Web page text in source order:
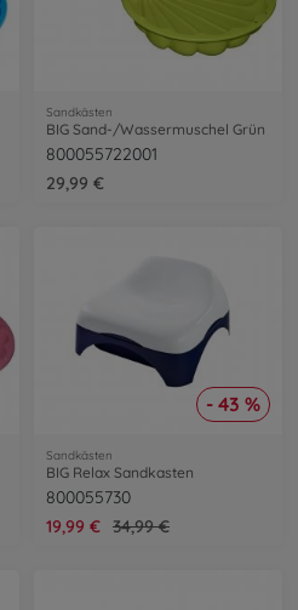
Sandkästen
BIG Sand-/Wassermuschel Grün
800055722001
29,99 €
- 43 %
Sandkästen
BIG Relax Sandkasten
800055730
19,99 € 34,99 €